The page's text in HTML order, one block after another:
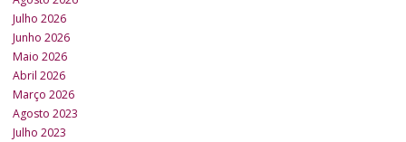
Julho 2026
Junho 2026
Maio 2026
Abril 2026
Março 2026
Agosto 2023
Julho 2023